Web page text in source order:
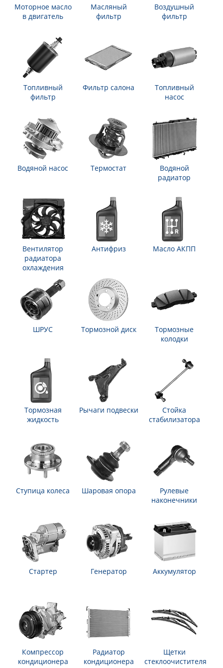
Моторное масло
в двигатель
Масляный
фильтр
Воздушный
фильтр
Топливный
фильтр
Фильтр салона
Топливный
насос
Водяной насос Термостат
Водяной
радиатор
Вентилятор
радиатора
охлаждения
Антифриз Масло АКПП
ШРУС Тормозной диск
Тормозные
колодки
Тормозная
жидкость
Рычаги подвески
Стойка
стабилизатора
Ступица колеса Шаровая опора
Рулевые
наконечники
Стартер Генератор Аккумулятор
Компрессор
кондиционера
Радиатор
кондиционера
Щетки
стеклоочистителя